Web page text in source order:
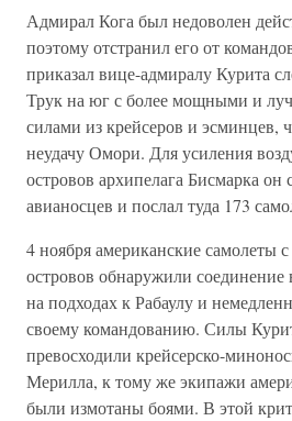
Адмирал Кога был недоволен
поэтому отстранил его от
приказал вице-адмиралу Курита
Трук на юг с более мощными и
силами из крейсеров и эсминцев,
неудачу Омори. Для усиления
островов архипелага Бисмарка он
авианосцев и послал туда 173
4 ноября американские самолеты
островов обнаружили соединение
на подходах к Рабаулу и
своему командованию. Силы
превосходили крейсерско-
Мерилла, к тому же экипажи
были измотаны боями. В этой